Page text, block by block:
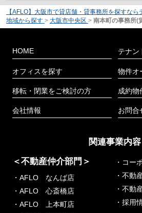
【AFLO】大阪市で貸店舗・貸事務所を探すなら
地域から探す > 大阪市中央区 > 南本町の事務所(
HOME
オフィスを探す
移転・閉業をご検討の方
会社情報
テナン
物件オ
成約物
お問合
関連事業内容
＜不動産仲介部門＞
・AFLO なんば店
・AFLO 心斎橋店
・AFLO 上本町店
・コー
・不動
・不動
・採用